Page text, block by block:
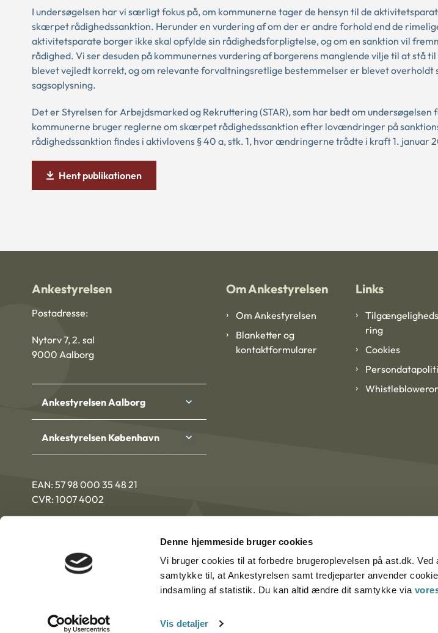
Denne hjemmeside bruger cookies
Vi bruger cookies til at forbedre brugeroplevelsen på ast.dk.
samtykke til, at Ankestyrelsen samt tredjeparter anvender
indsamling af statistik. Du kan altid ændre dit samtykke via
Vis detaljer
I undersøgelsen har vi særligt fokus på, om kommunerne tager de hensyn til de
skærpet rådighedssanktion. Herunder en vurdering af om der er andre forhold end de
aktivitetsparate borger ikke skal opfylde sin rådighedsforpligtelse, og om en sanktion vil
rådighed. Vi ser desuden på kommunernes vurdering af borgerens manglende vilje til at stå
blevet vejledt korrekt, og om relevante forvaltningsretlige bestemmelser er blevet overholdt
sagsoplysning.
Det er Styrelsen for Arbejdsmarked og Rekruttering (STAR), som har bedt om undersøgelsen
kommunerne bruger reglerne om skærpet rådighedssanktion efter lovændringer på
rådighedssanktion findes i aktivlovens § 40 a, stk. 1, hvor ændringerne trådte i kraft 1. januar
Hent publikationen
Ankestyrelsen
Postadresse:
Nytorv 7, 2. sal
9000 Aalborg
Ankestyrelsen Aalborg
Ankestyrelsen København
EAN: 57 98 000 35 48 21
CVR: 1007 4002
Om Ankestyrelsen
Om Ankestyrelsen
Blanketter og
kontaktformularer
Links
ring
Cookies